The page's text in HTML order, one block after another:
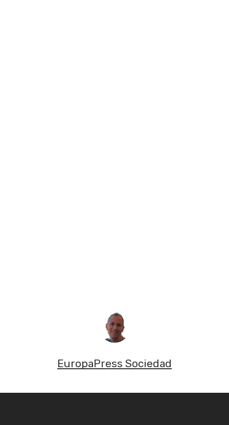
EuropaPress Sociedad